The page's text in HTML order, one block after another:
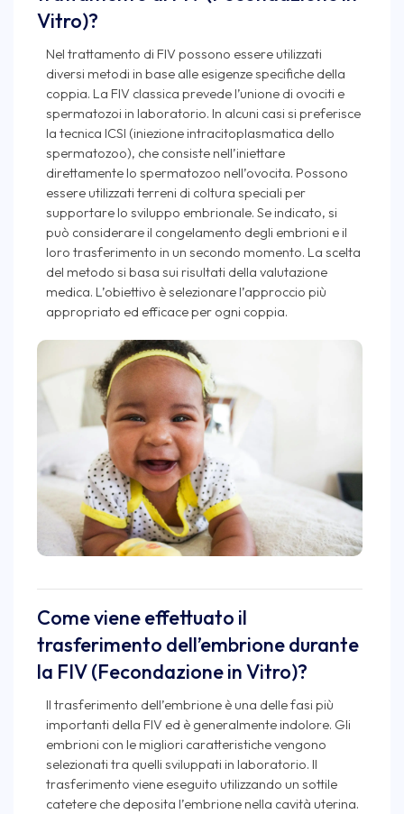
Vitro)?
Nel trattamento di FIV possono essere utilizzati
diversi metodi in base alle esigenze specifiche della
coppia. La FIV classica prevede l’unione di ovociti e
spermatozoi in laboratorio. In alcuni casi si preferisce
la tecnica ICSI (iniezione intracitoplasmatica dello
spermatozoo), che consiste nell’iniettare
direttamente lo spermatozoo nell’ovocita. Possono
essere utilizzati terreni di coltura speciali per
supportare lo sviluppo embrionale. Se indicato, si
può considerare il congelamento degli embrioni e il
loro trasferimento in un secondo momento. La scelta
del metodo si basa sui risultati della valutazione
medica. L’obiettivo è selezionare l’approccio più
appropriato ed efficace per ogni coppia.
Come viene effettuato il
trasferimento dell’embrione durante
la FIV (Fecondazione in Vitro)?
Il trasferimento dell’embrione è una delle fasi più
importanti della FIV ed è generalmente indolore. Gli
embrioni con le migliori caratteristiche vengono
selezionati tra quelli sviluppati in laboratorio. Il
trasferimento viene eseguito utilizzando un sottile
catetere che deposita l’embrione nella cavità uterina.